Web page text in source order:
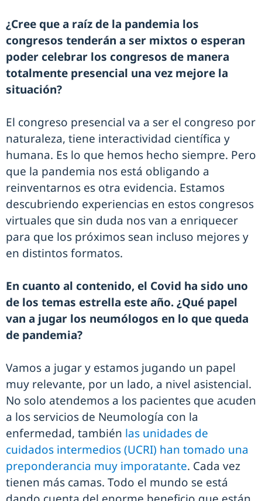
¿Cree que a raíz de la pandemia los
congresos tenderán a ser mixtos o esperan
poder celebrar los congresos de manera
totalmente presencial una vez mejore la
situación?
El congreso presencial va a ser el congreso por
naturaleza, tiene interactividad científica y
humana. Es lo que hemos hecho siempre. Pero
que la pandemia nos está obligando a
reinventarnos es otra evidencia. Estamos
descubriendo experiencias en estos congresos
virtuales que sin duda nos van a enriquecer
para que los próximos sean incluso mejores y
en distintos formatos.
En cuanto al contenido, el Covid ha sido uno
de los temas estrella este año. ¿Qué papel
van a jugar los neumólogos en lo que queda
de pandemia?
Vamos a jugar y estamos jugando un papel
muy relevante, por un lado, a nivel asistencial.
No solo atendemos a los pacientes que acuden
a los servicios de Neumología con la
enfermedad, también las unidades de
cuidados intermedios (UCRI) han tomado una
preponderancia muy imporatante. Cada vez
tienen más camas. Todo el mundo se está